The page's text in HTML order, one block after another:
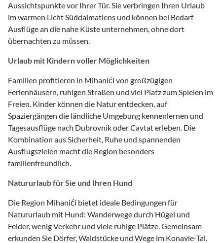
Aussichtspunkte vor Ihrer Tür. Sie verbringen Ihren Urlaub
im warmen Licht Süddalmatiens und können bei Bedarf
Ausflüge an die nahe Küste unternehmen, ohne dort
übernachten zu müssen.
Urlaub mit Kindern voller Möglichkeiten
Familien profitieren in Mihanići von großzügigen
Ferienhäusern, ruhigen Straßen und viel Platz zum Spielen im
Freien. Kinder können die Natur entdecken, auf
Spaziergängen die ländliche Umgebung kennenlernen und
Tagesausflüge nach Dubrovnik oder Cavtat erleben. Die
Kombination aus Sicherheit, Ruhe und spannenden
Ausflugszielen macht die Region besonders
familienfreundlich.
Natururlaub für Sie und Ihren Hund
Die Region Mihanići bietet ideale Bedingungen für
Natururlaub mit Hund: Wanderwege durch Hügel und
Felder, wenig Verkehr und viele ruhige Plätze. Gemeinsam
erkunden Sie Dörfer, Waldstücke und Wege im Konavle-Tal.